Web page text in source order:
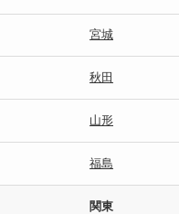
宮城
秋田
山形
福島
関東